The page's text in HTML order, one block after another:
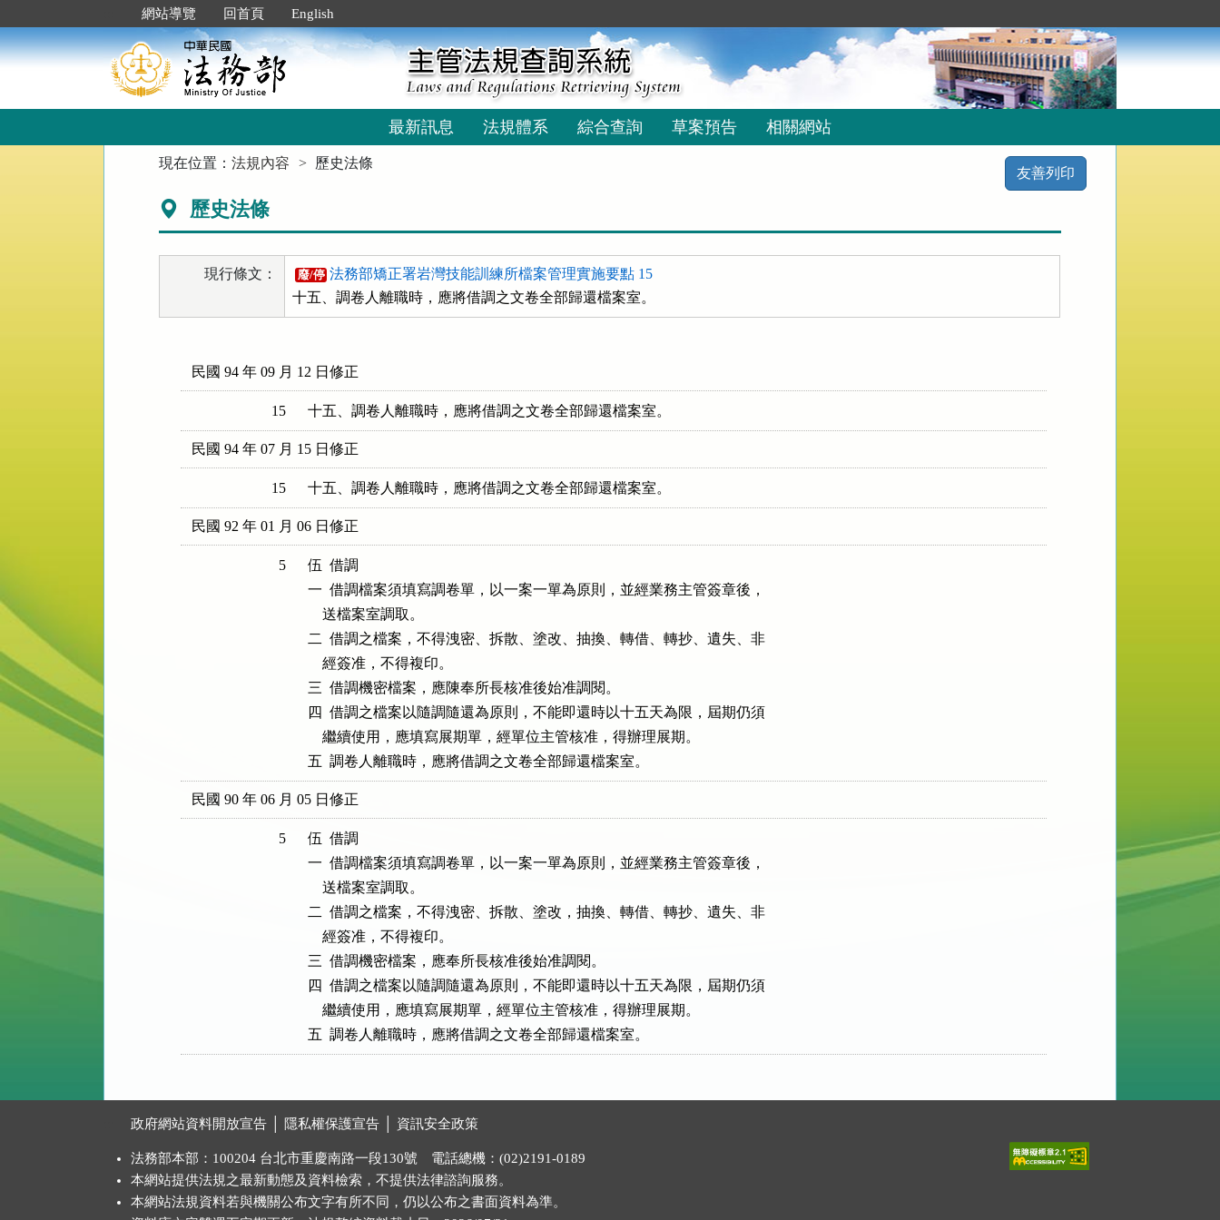
到
主
要
網站導覽 回首頁 English
最新訊息 法規體系 綜合查詢 草案預告 相關網站
現在位置：法規內容 歷史法條
友善列印
歷史法條
現行條文： 廢/停 法務部矯正署岩灣技能訓練所檔案管理實施要點 15
十五、調卷人離職時，應將借調之文卷全部歸還檔案室。
民國 94 年 09 月 12 日修正
15 十五、調卷人離職時，應將借調之文卷全部歸還檔案室。
民國 94 年 07 月 15 日修正
15 十五、調卷人離職時，應將借調之文卷全部歸還檔案室。
民國 92 年 01 月 06 日修正
5
伍  借調
一  借調檔案須填寫調卷單，以一案一單為原則，並經業務主管簽章後，
    送檔案室調取。
二  借調之檔案，不得洩密、拆散、塗改、抽換、轉借、轉抄、遺失、非
    經簽准，不得複印。
三  借調機密檔案，應陳奉所長核准後始准調閱。
四  借調之檔案以隨調隨還為原則，不能即還時以十五天為限，屆期仍須
    繼續使用，應填寫展期單，經單位主管核准，得辦理展期。
民國 90 年 06 月 05 日修正
5
伍  借調
一  借調檔案須填寫調卷單，以一案一單為原則，並經業務主管簽章後，
    送檔案室調取。
二  借調之檔案，不得洩密、拆散、塗改，抽換、轉借、轉抄、遺失、非
    經簽准，不得複印。
三  借調機密檔案，應奉所長核准後始准調閱。
四  借調之檔案以隨調隨還為原則，不能即還時以十五天為限，屆期仍須
    繼續使用，應填寫展期單，經單位主管核准，得辦理展期。
政府網站資料開放宣告 隱私權保護宣告 資訊安全政策
法務部本部：100204 台北市重慶南路一段130號 電話總機：(02)2191-0189
本網站提供法規之最新動態及資料檢索，不提供法律諮詢服務。
本網站法規資料若與機關公布文字有所不同，仍以公布之書面資料為準。